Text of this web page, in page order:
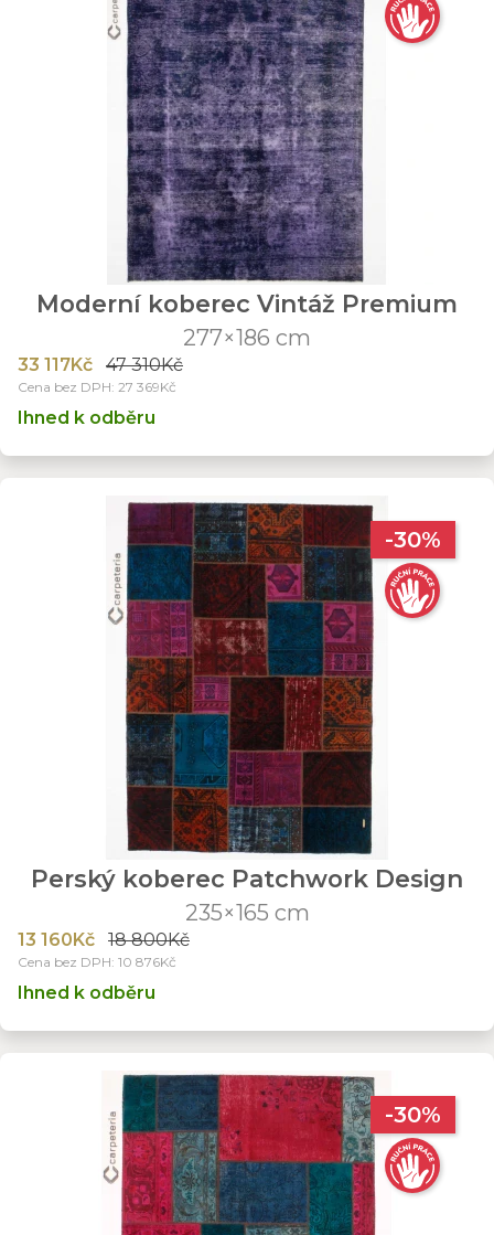
Moderní koberec Vintáž Premium
277×186 cm
33 117Kč 47 310Kč
Cena bez DPH: 27 369Kč
Ihned k odběru
-30%
Perský koberec Patchwork Design
235×165 cm
13 160Kč 18 800Kč
Cena bez DPH: 10 876Kč
Ihned k odběru
-30%